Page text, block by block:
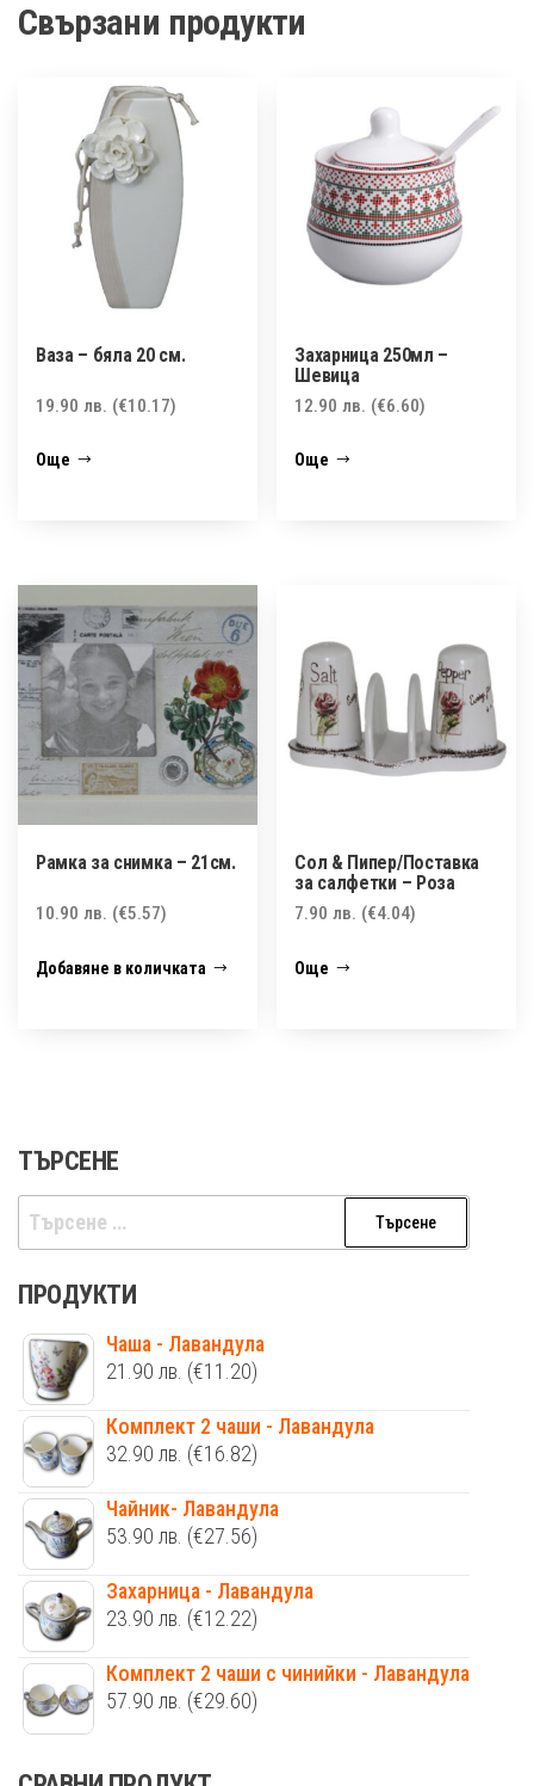
Свързани продукти
Ваза – бяла 20 см.
19.90 лв. (€10.17)
Още
Захарница 250мл –
Шевица
12.90лв. (€6.60)
Още
Рамка за снимка – 21см.
10.90 лв. (€5.57)
Добавяне в количката
Сол & Пипер/Поставка
за салфетки – Роза
7.90лв. (€4.04)
Още
ТЪРСЕНЕ
Търсене
за:
ПРОДУКТИ
Чаша - Лавандула
21.90 лв. (€11.20)
Комплект 2 чаши - Лавандула
32.90 лв. (€16.82)
Чайник- Лавандула
53.90 лв. (€27.56)
Захарница - Лавандула
23.90 лв. (€12.22)
Комплект 2 чаши с чинийки - Лавандула
57.90 лв. (€29.60)